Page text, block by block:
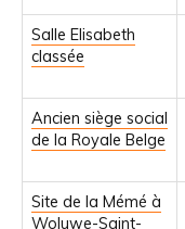
Salle Elisabeth
classée
Ancien siège social
de la Royale Belge
Site de la Mémé à
Woluwe-Saint-